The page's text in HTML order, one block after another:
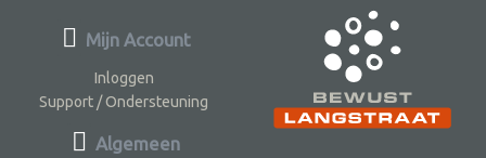
Mijn Account
Inloggen
Support / Ondersteuning
Algemeen